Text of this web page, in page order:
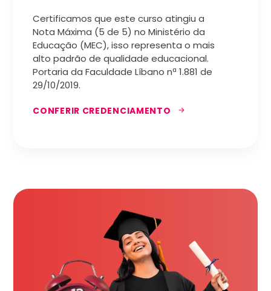
Certificamos que este curso atingiu a
Nota Máxima (5 de 5) no Ministério da
Educação (MEC), isso representa o mais
alto padrão de qualidade educacional.
Portaria da Faculdade Líbano nª 1.881 de
29/10/2019.
CONFERIR CREDENCIAMENTO